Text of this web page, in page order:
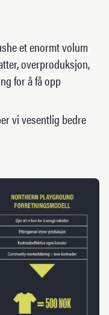
et enormt volum
overproduksjon,
for å få opp
vi vesentlig bedre